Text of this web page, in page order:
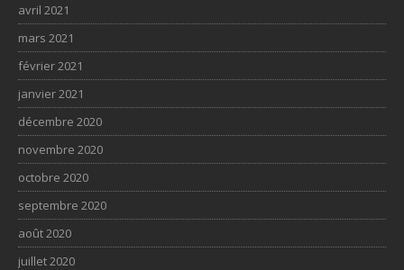
avril 2021
mars 2021
février 2021
janvier 2021
décembre 2020
novembre 2020
octobre 2020
septembre 2020
août 2020
juillet 2020